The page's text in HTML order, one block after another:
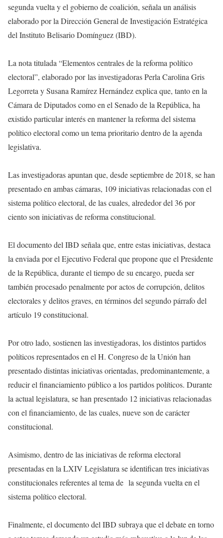
segunda vuelta y el gobierno de coalición, señala un análisis
elaborado por la Dirección General de Investigación Estratégica
del Instituto Belisario Domínguez (IBD).
La nota titulada “Elementos centrales de la reforma político
electoral”, elaborado por las investigadoras Perla Carolina Gris
Legorreta y Susana Ramírez Hernández explica que, tanto en la
Cámara de Diputados como en el Senado de la República, ha
existido particular interés en mantener la reforma del sistema
político electoral como un tema prioritario dentro de la agenda
legislativa.
Las investigadoras apuntan que, desde septiembre de 2018, se han
presentado en ambas cámaras, 109 iniciativas relacionadas con el
sistema político electoral, de las cuales, alrededor del 36 por
ciento son iniciativas de reforma constitucional.
El documento del IBD señala que, entre estas iniciativas, destaca
la enviada por el Ejecutivo Federal que propone que el Presidente
de la República, durante el tiempo de su encargo, pueda ser
también procesado penalmente por actos de corrupción, delitos
electorales y delitos graves, en términos del segundo párrafo del
artículo 19 constitucional.
Por otro lado, sostienen las investigadoras, los distintos partidos
políticos representados en el H. Congreso de la Unión han
presentado distintas iniciativas orientadas, predominantemente, a
reducir el financiamiento público a los partidos políticos. Durante
la actual legislatura, se han presentado 12 iniciativas relacionadas
con el financiamiento, de las cuales, nueve son de carácter
constitucional.
Asimismo, dentro de las iniciativas de reforma electoral
presentadas en la LXIV Legislatura se identifican tres iniciativas
constitucionales referentes al tema de la segunda vuelta en el
sistema político electoral.
Finalmente, el documento del IBD subraya que el debate en torno